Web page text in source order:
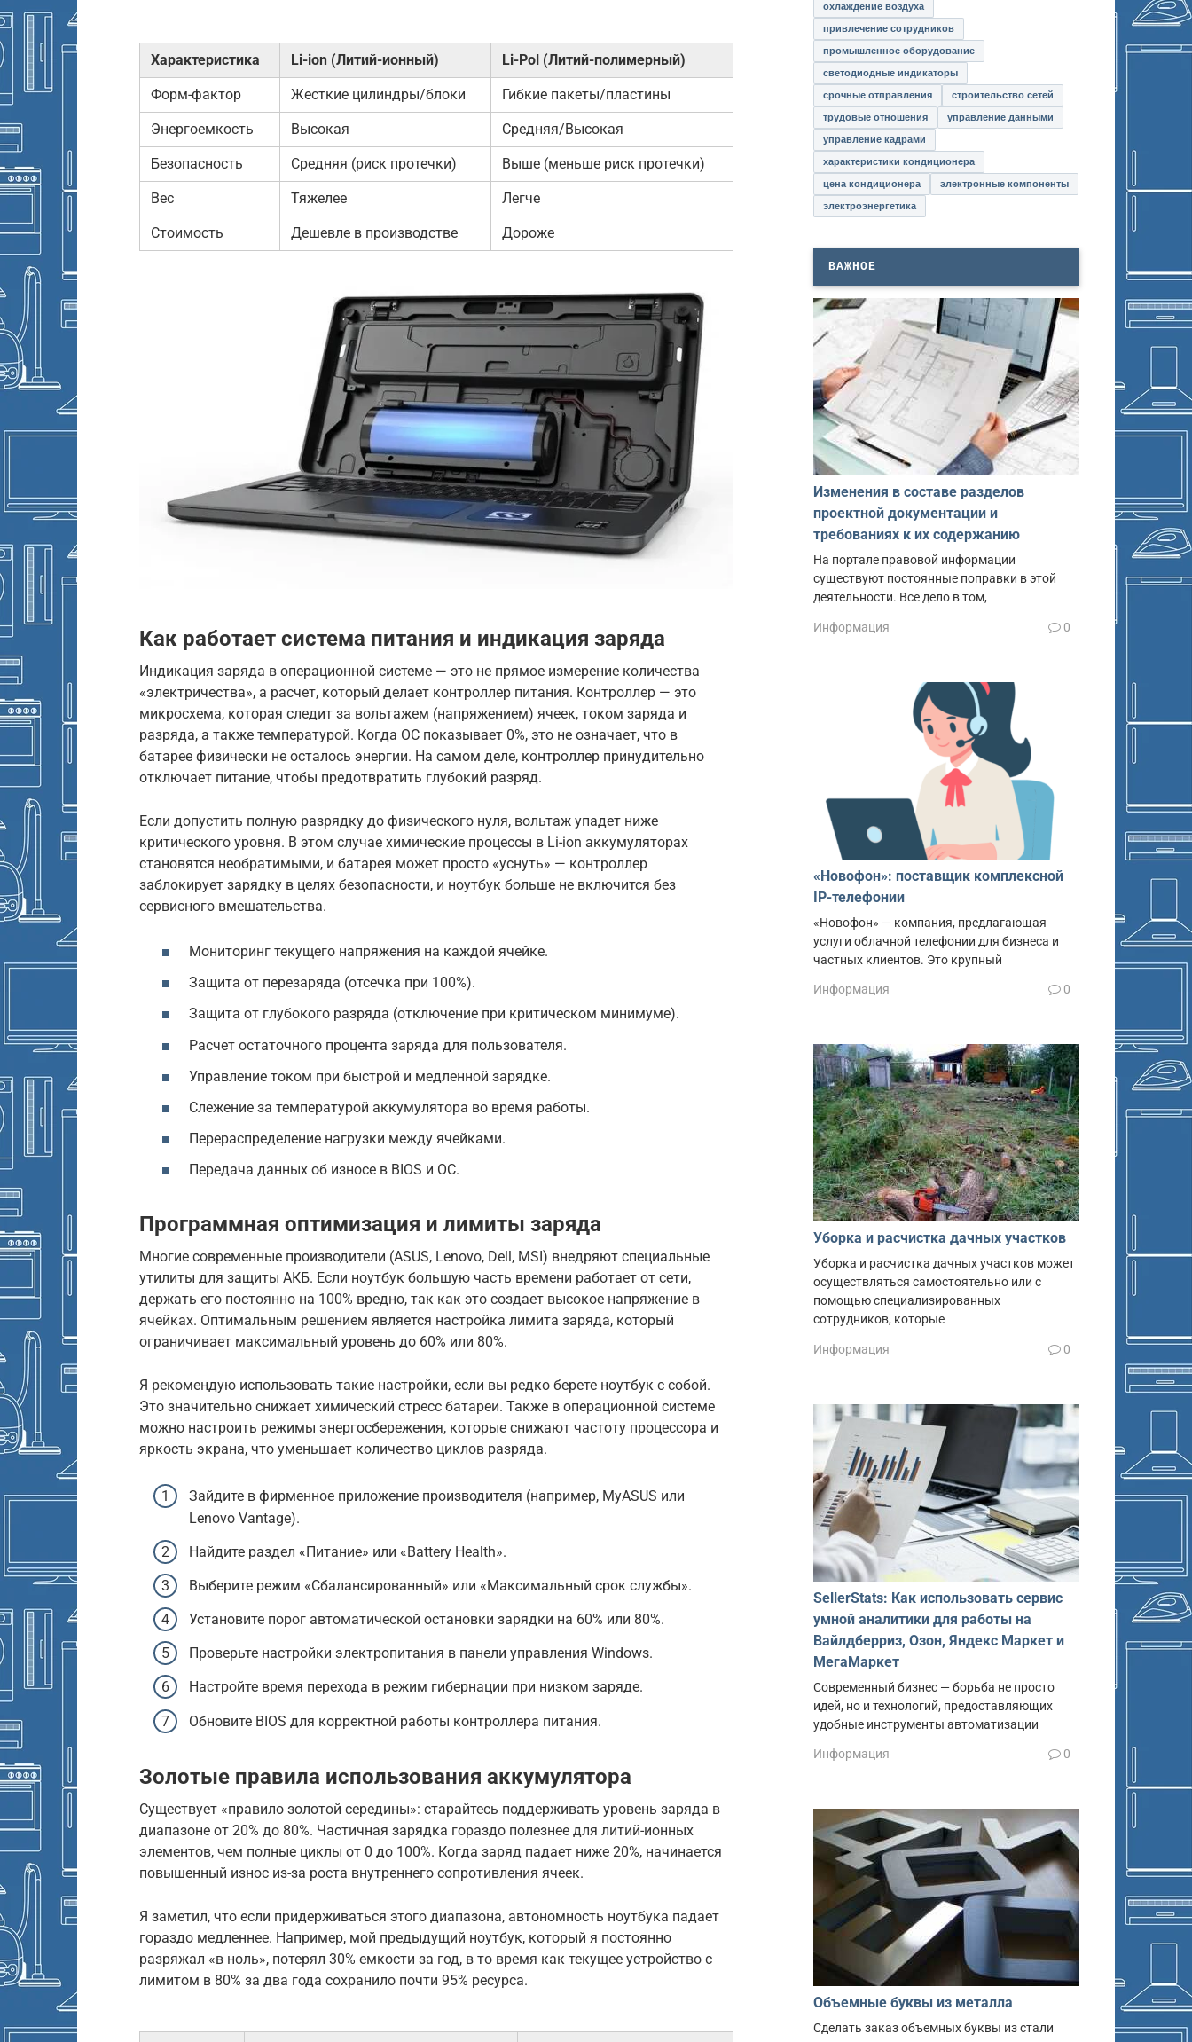
Характеристика Li-ion (Литий-ионный) Li-Pol (Литий-полимерный)
Форм-фактор Жесткие цилиндры/блоки Гибкие пакеты/пластины
Энергоемкость Высокая Средняя/Высокая
Безопасность Средняя (риск протечки) Выше (меньше риск протечки)
Вес Тяжелее Легче
Стоимость Дешевле в производстве Дороже
Как работает система питания и индикация заряда
Индикация заряда в операционной системе — это не прямое измерение количества
«электричества», а расчет, который делает контроллер питания. Контроллер — это
микросхема, которая следит за вольтажем (напряжением) ячеек, током заряда и
разряда, а также температурой. Когда ОС показывает 0%, это не означает, что в
батарее физически не осталось энергии. На самом деле, контроллер принудительно
отключает питание, чтобы предотвратить глубокий разряд.
Если допустить полную разрядку до физического нуля, вольтаж упадет ниже
критического уровня. В этом случае химические процессы в Li-ion аккумуляторах
становятся необратимыми, и батарея может просто «уснуть» — контроллер
заблокирует зарядку в целях безопасности, и ноутбук больше не включится без
сервисного вмешательства.
Мониторинг текущего напряжения на каждой ячейке.
Защита от перезаряда (отсечка при 100%).
Защита от глубокого разряда (отключение при критическом минимуме).
Расчет остаточного процента заряда для пользователя.
Управление током при быстрой и медленной зарядке.
Слежение за температурой аккумулятора во время работы.
Перераспределение нагрузки между ячейками.
Передача данных об износе в BIOS и ОС.
Программная оптимизация и лимиты заряда
Многие современные производители (ASUS, Lenovo, Dell, MSI) внедряют специальные
утилиты для защиты АКБ. Если ноутбук большую часть времени работает от сети,
держать его постоянно на 100% вредно, так как это создает высокое напряжение в
ячейках. Оптимальным решением является настройка лимита заряда, который
ограничивает максимальный уровень до 60% или 80%.
Я рекомендую использовать такие настройки, если вы редко берете ноутбук с собой.
Это значительно снижает химический стресс батареи. Также в операционной системе
можно настроить режимы энергосбережения, которые снижают частоту процессора и
яркость экрана, что уменьшает количество циклов разряда.
Зайдите в фирменное приложение производителя (например, MyASUS или
Lenovo Vantage).
Найдите раздел «Питание» или «Battery Health».
Выберите режим «Сбалансированный» или «Максимальный срок службы».
Установите порог автоматической остановки зарядки на 60% или 80%.
Проверьте настройки электропитания в панели управления Windows.
Настройте время перехода в режим гибернации при низком заряде.
Обновите BIOS для корректной работы контроллера питания.
Золотые правила использования аккумулятора
Существует «правило золотой середины»: старайтесь поддерживать уровень заряда в
диапазоне от 20% до 80%. Частичная зарядка гораздо полезнее для литий-ионных
элементов, чем полные циклы от 0 до 100%. Когда заряд падает ниже 20%, начинается
повышенный износ из-за роста внутреннего сопротивления ячеек.
Я заметил, что если придерживаться этого диапазона, автономность ноутбука падает
гораздо медленнее. Например, мой предыдущий ноутбук, который я постоянно
разряжал «в ноль», потерял 30% емкости за год, в то время как текущее устройство с
лимитом в 80% за два года сохранило почти 95% ресурса.
охлаждение воздуха
привлечение сотрудников
промышленное оборудование
светодиодные индикаторы
срочные отправления строительство сетей
трудовые отношения управление данными
управление кадрами
характеристики кондиционера
цена кондиционера электронные компоненты
электроэнергетика
ВАЖНОЕ
Изменения в составе разделов
проектной документации и
требованиях к их содержанию
На портале правовой информации
существуют постоянные поправки в этой
деятельности. Все дело в том,
Информация 0
«Новофон»: поставщик комплексной
IP-телефонии
«Новофон» — компания, предлагающая
услуги облачной телефонии для бизнеса и
частных клиентов. Это крупный
Информация 0
Уборка и расчистка дачных участков
Уборка и расчистка дачных участков может
осуществляться самостоятельно или с
помощью специализированных
сотрудников, которые
Информация 0
SellerStats: Как использовать сервис
умной аналитики для работы на
Вайлдберриз, Озон, Яндекс Маркет и
МегаМаркет
Современный бизнес — борьба не просто
идей, но и технологий, предоставляющих
удобные инструменты автоматизации
Информация 0
Объемные буквы из металла
Сделать заказ объемных буквы из стали